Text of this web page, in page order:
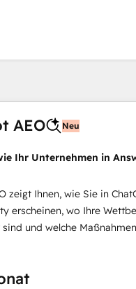
AEO Neu
Ihr Unternehmen in
zeigt Ihnen, wie Sie in
erscheinen, wo Ihre
und welche